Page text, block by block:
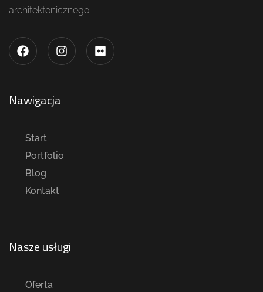
architektonicznego.
Nawigacja
Start
Portfolio
Blog
Kontakt
Nasze usługi
Oferta